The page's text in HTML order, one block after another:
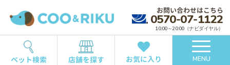
お問い合わせはこちら
0570-07-1122
10:00～20:00（ナビダイヤル）
ペット検索 店舗を探す お気に入り MENU